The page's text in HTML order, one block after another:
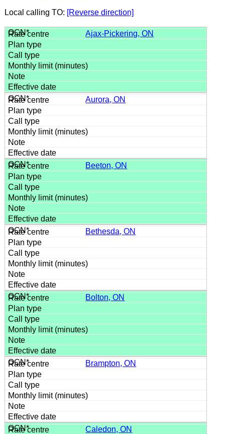
Local calling TO: [Reverse direction]
Ajax-Pickering, ON
Aurora, ON
Beeton, ON
Bethesda, ON
Bolton, ON
Brampton, ON
Caledon, ON